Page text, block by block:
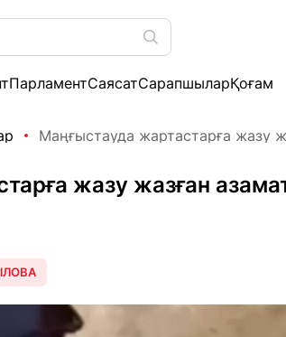
ПарламентСаясатСарапшыларҚоғам
Маңғыстауда жартастарға жазу
жазу жазған